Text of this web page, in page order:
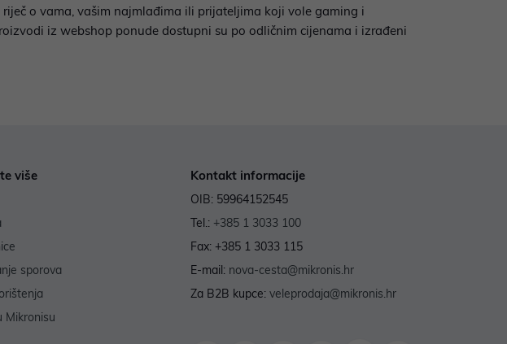
o vama, vašim najmlađima ili prijateljima koji vole gaming i
iz webshop ponude dostupni su po odličnim cijenama i izrađeni
više
sporova
Mikronisu
Kontakt informacije
OIB: 59964152545
Tel.: +385 1 3033 100
Fax: +385 1 3033 115
E-mail: nova-cesta@mikronis.hr
Za B2B kupce: veleprodaja@mikronis.hr